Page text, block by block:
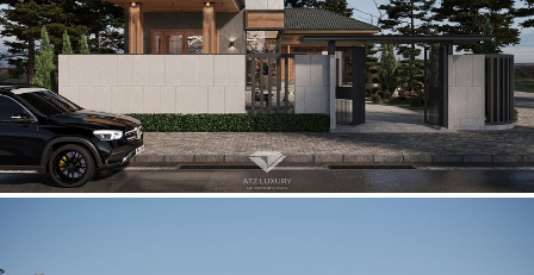
Mẫu biệt thự 2 tầng 1 tum mái Nhật hiện đại ở Vĩnh Phúc